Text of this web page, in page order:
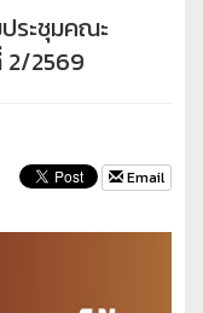
ระชุมคณะ
2/2569
Email